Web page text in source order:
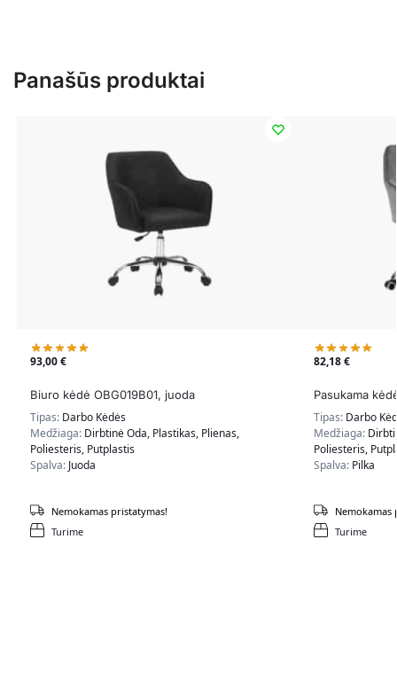
Panašūs produktai
93,00€
Biuro kėdė OBG019B01, juoda
Tipas: Darbo Kėdės
Medžiaga: Dirbtinė Oda, Plastikas, Plienas,
Poliesteris, Putplastis
Spalva: Juoda
Turime
Nemokamas pristatymas!
82,18€
Pasukama
Tipas: Darbo
Medžiaga:
Poliesteris,
Spalva: Pilka
Turime
Nemokamas